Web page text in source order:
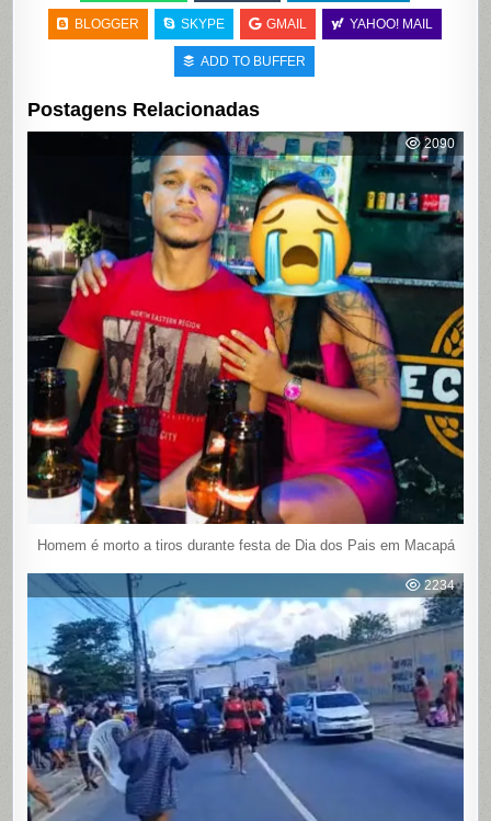
BLOGGER SKYPE GMAIL YAHOO! MAIL
ADD TO BUFFER
Postagens Relacionadas
2090
Homem é morto a tiros durante festa de Dia dos Pais em Macapá
2234